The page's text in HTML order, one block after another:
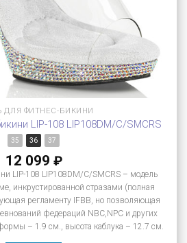
ДЛЯ ФИТНЕС-БИКИНИ
LIP-108 LIP108DM/C/SMCRS
35 36 37
12 099 ₽
LIP-108 LIP108DM/C/SMCRS – модель
инкрустированной стразами (полная
регламенту IFBB, но позволяющая
федераций NBC,NPC и других
– 1.9 см., высота каблука – 12.7 см.